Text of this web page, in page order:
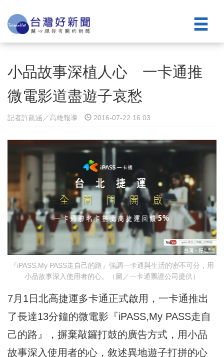
小品故事深植人心 一卡通推
微電影道盡遊子哀愁
記者許凱涵／高雄報導 2016-07-22 16:03
『iPASS,My PASS走自己的路』強調一卡通與生活的密不可分，用
小品故事深入使用者的心。（圖／一卡通票證公司提供）
7月1日北高捷運多卡通正式啟用，一卡通推出
了長達13分鐘的微電影『iPASS,My PASS走自
己的路』，摒棄敲鑼打鼓的廣告方式，用小品
故事深入使用者的心，敘述異地遊子打拼的心